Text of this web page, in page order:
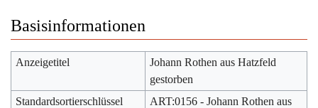
Basisinformationen
Anzeigetitel
Johann Rothen aus Hatzfeld
gestorben
Standardsortierschlüssel
ART:0156 - Johann Rothen aus